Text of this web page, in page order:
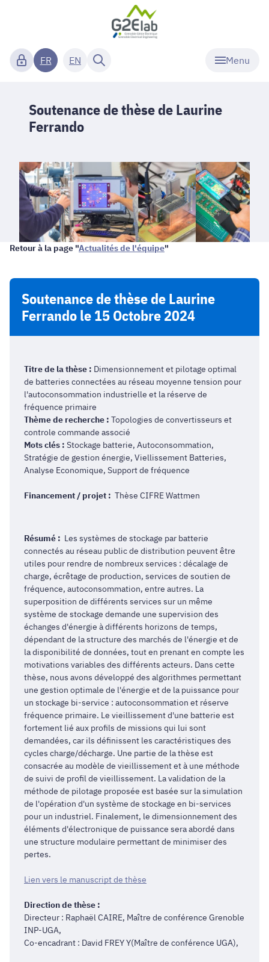
Menu
FR EN
Soutenance de thèse de Laurine
Ferrando
Retour à la page "Actualités de l'équipe"
Soutenance de thèse de Laurine
Ferrando le 15 Octobre 2024
Titre de la thèse : Dimensionnement et pilotage optimal
de batteries connectées au réseau moyenne tension pour
l'autoconsommation industrielle et la réserve de
fréquence primaire
Thème de recherche : Topologies de convertisseurs et
controle commande associé
Mots clés : Stockage batterie, Autoconsommation,
Stratégie de gestion énergie, Viellissement Batteries,
Analyse Economique, Support de fréquence
Financement / projet : Thèse CIFRE Wattmen
Résumé : Les systèmes de stockage par batterie
connectés au réseau public de distribution peuvent être
utiles pour rendre de nombreux services : décalage de
charge, écrêtage de production, services de soutien de
fréquence, autoconsommation, entre autres. La
superposition de différents services sur un même
système de stockage demande une supervision des
échanges d'énergie à différents horizons de temps,
dépendant de la structure des marchés de l'énergie et de
la disponibilité de données, tout en prenant en compte les
motivations variables des différents acteurs. Dans cette
thèse, nous avons développé des algorithmes permettant
une gestion optimale de l'énergie et de la puissance pour
un stockage bi-service : autoconsommation et réserve
fréquence primaire. Le vieillissement d'une batterie est
fortement lié aux profils de missions qui lui sont
demandées, car ils définissent les caractéristiques des
cycles charge/décharge. Une partie de la thèse est
consacrée au modèle de vieillissement et à une méthode
de suivi de profil de vieillissement. La validation de la
méthode de pilotage proposée est basée sur la simulation
de l'opération d'un système de stockage en bi-services
pour un industriel. Finalement, le dimensionnement des
éléments d'électronique de puissance sera abordé dans
une structure modulaire permettant de minimiser des
pertes.
Lien vers le manuscript de thèse
Direction de thèse :
Directeur : Raphaël CAIRE, Maître de conférence Grenoble
INP-UGA,
Co-encadrant : David FREY Y(Maître de conférence UGA),